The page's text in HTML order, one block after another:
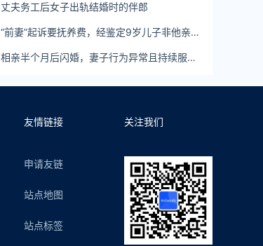
丈夫务工后女子出轨结婚时的伴郎
“前妻”起诉要抚养费，经鉴定9岁儿子非他亲
相亲半个月后闪婚，妻子行为异常且持续服
病，撤销两人婚姻关系
友情链接
申请友链
站点地图
站点标签
关注我们